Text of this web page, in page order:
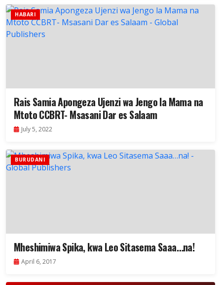
HABARI
Rais Samia Apongeza Ujenzi wa Jengo la Mama na
Mtoto CCBRT- Msasani Dar es Salaam
July 5, 2022
BURUDANI
Mheshimiwa Spika, kwa Leo Sitasema Saaa…na!
April 6, 2017